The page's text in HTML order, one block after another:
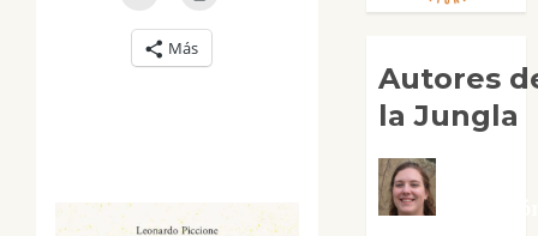
Más
Autores
la Jungla